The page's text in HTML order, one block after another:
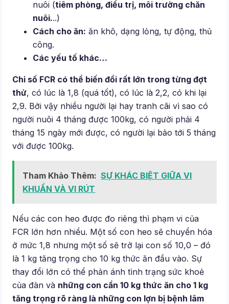
nuôi (tiêm phòng, điều trị, môi trường chăn
nuôi...)
Cách cho ăn: ăn khô, dạng lỏng, tự động, thủ
công.
Các yếu tố khác…
Chỉ số FCR có thể biến đổi rất lớn trong từng đợt
thử, có lúc là 1,8 (quá tốt), có lúc là 2,2, có khi lại
2,9. Bởi vậy nhiều người lại hay tranh cãi vì sao có
người nuôi 4 tháng được 100kg, có người phải 4
tháng 15 ngày mới được, có người lại bảo tới 5 tháng
với được 100kg.
Tham Khảo Thêm: SỰ KHÁC BIỆT GIỮA VI
KHUẨN VÀ VI RÚT
Nếu các con heo được đo riêng thì phạm vi của
FCR lớn hơn nhiều. Một số con heo sẽ chuyển hóa
ở mức 1,8 nhưng một số sẽ trở lại con số 10,0 – đó
là 1 kg tăng trọng cho 10 kg thức ăn đầu vào. Sự
thay đổi lớn có thể phản ánh tình trạng sức khoẻ
của đàn và những con cần 10 kg thức ăn cho 1 kg
tăng trọng rõ ràng là những con lợn bị bệnh lâm